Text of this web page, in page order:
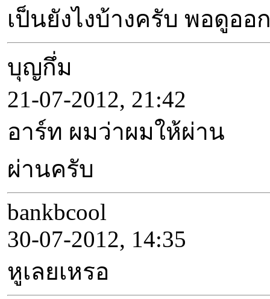
เป็นยังไงบ้างครับ พอดูออ
บุญกึ่ม
21-07-2012, 21:42
อาร์ท ผมว่าผมให้ผ่าน
ผ่านครับ
bankbcool
30-07-2012, 14:35
หูเลยเหรอ